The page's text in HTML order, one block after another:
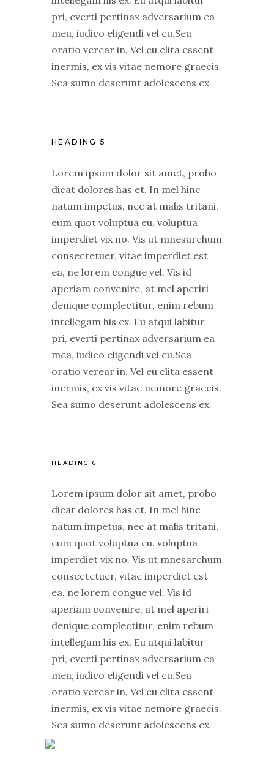
pri, everti pertinax adversarium ea
mea, iudico eligendi vel cu.Sea
oratio verear in. Vel eu clita essent
inermis, ex vis vitae nemore graecis.
Sea sumo deserunt adolescens ex.
HEADING 5
Lorem ipsum dolor sit amet, probo
dicat dolores has et. In mel hinc
natum impetus, nec at malis tritani,
eum quot voluptua eu. voluptua
imperdiet vix no. Vis ut mnesarchum
consectetuer, vitae imperdiet est
ea, ne lorem congue vel. Vis id
aperiam convenire, at mel aperiri
denique complectitur, enim rebum
intellegam his ex. Eu atqui labitur
pri, everti pertinax adversarium ea
mea, iudico eligendi vel cu.Sea
oratio verear in. Vel eu clita essent
inermis, ex vis vitae nemore graecis.
Sea sumo deserunt adolescens ex.
HEADING 6
Lorem ipsum dolor sit amet, probo
dicat dolores has et. In mel hinc
natum impetus, nec at malis tritani,
eum quot voluptua eu. voluptua
imperdiet vix no. Vis ut mnesarchum
consectetuer, vitae imperdiet est
ea, ne lorem congue vel. Vis id
aperiam convenire, at mel aperiri
denique complectitur, enim rebum
intellegam his ex. Eu atqui labitur
pri, everti pertinax adversarium ea
mea, iudico eligendi vel cu.Sea
oratio verear in. Vel eu clita essent
inermis, ex vis vitae nemore graecis.
Sea sumo deserunt adolescens ex.